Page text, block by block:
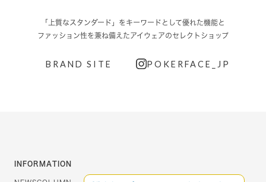
「上質なスタンダード」をキーワードとして優れた機能と
ファッション性を兼ね備えたアイウェアのセレクトショップ
BRAND SITE POKERFACE_JP
INFORMATION